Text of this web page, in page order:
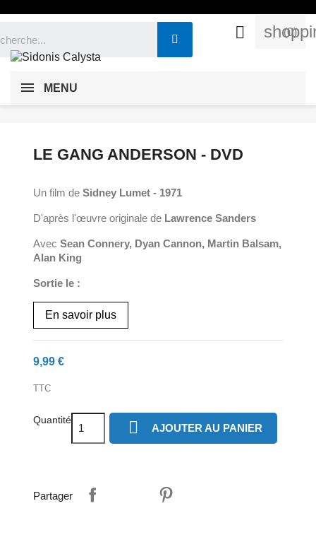
 (0)
MENU
LE GANG ANDERSON - DVD
Un film de Sidney Lumet - 1971
D'après l'œuvre originale de Lawrence Sanders
Avec Sean Connery, Dyan Cannon, Martin Balsam,
Alan King
Sortie le :
En savoir plus
9,99 €
TTC
Quantité  AJOUTER AU PANIER
Partager